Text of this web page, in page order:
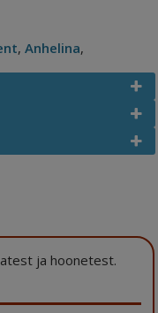
, Anhelina,
ja hoonetest.